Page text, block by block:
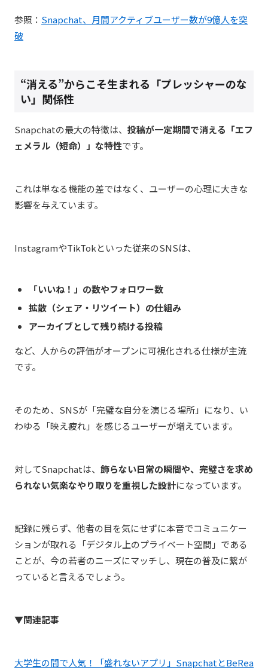
参照： Snapchat、月間アクティブユーザー数が9億人を突
破
“消える”からこそ生まれる「プレッシャーのな
い」関係性
Snapchatの最大の特徴は、 投稿が一定期間で消える「エフ
ェメラル（短命）」な特性です。
これは単なる機能の差ではなく、ユーザーの心理に大きな
影響を与えています。
InstagramやTikTokといった従来のSNSは、
「いいね！」の数やフォロワー数
拡散（シェア・リツイート）の仕組み
アーカイブとして残り続ける投稿
など、人からの評価がオープンに可視化される仕様が主流
です。
そのため、 SNSが「完璧な自分を演じる場所」になり、い
わゆる「映え疲れ」を感じるユーザーが増えています。
対してSnapchatは、 飾らない日常の瞬間や、完璧さを求め
られない気楽なやり取りを重視した設計になっています。
記録に残らず、他者の目を気にせずに本音でコミュニケー
ションが取れる「デジタル上のプライベート空間」である
ことが、今の若者のニーズにマッチし、現在の普及に繋が
っていると言えるでしょう。
▼関連記事
大学生の間で人気！「盛れないアプリ」SnapchatとBeRea